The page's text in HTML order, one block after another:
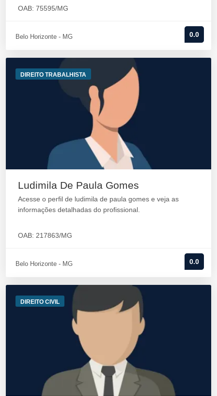
OAB: 75595/MG
Belo Horizonte - MG 0.0
DIREITO TRABALHISTA
Ludimila De Paula Gomes
Acesse o perfil de ludimila de paula gomes e veja as
informações detalhadas do profissional.
OAB: 217863/MG
Belo Horizonte - MG 0.0
DIREITO CIVIL